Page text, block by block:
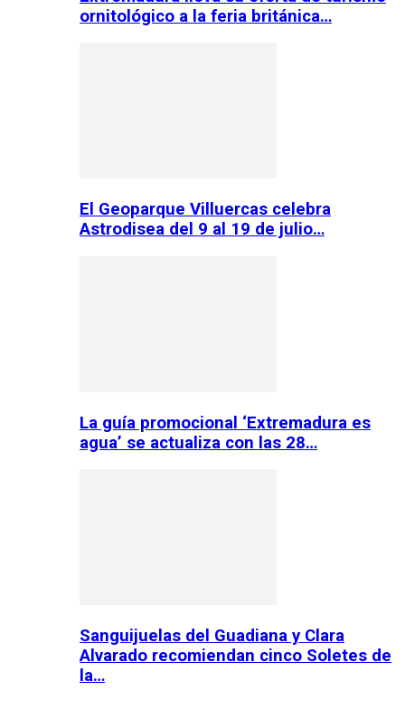
ornitológico a la feria británica…
El Geoparque Villuercas celebra
Astrodisea del 9 al 19 de julio…
La guía promocional ‘Extremadura es
agua’ se actualiza con las 28…
Sanguijuelas del Guadiana y Clara
Alvarado recomiendan cinco Soletes de
la…